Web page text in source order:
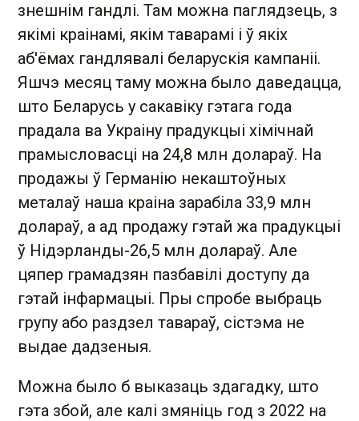
знешнім гандлі. Там можна паглядзець, з
якімі краінамі, якім таварамі і ў якіх
аб'ёмах гандлявалі беларускія кампаніі.
Яшчэ месяц таму можна было даведацца,
што Беларусь у сакавіку гэтага года
прадала ва Украіну прадукцыі хімічнай
прамысловасці на 24,8 млн долараў. На
продажы ў Германію некаштоўных
металаў наша краіна зарабіла 33,9 млн
долараў, а ад продажу гэтай жа прадукцыі
ў Нідэрланды-26,5 млн долараў. Але
цяпер грамадзян пазбавілі доступу да
гэтай інфармацыі. Пры спробе выбраць
групу або раздзел тавараў, сістэма не
выдае дадзеныя.
Можна было б выказаць здагадку, што
гэта збой, але калі змяніць год з 2022 на